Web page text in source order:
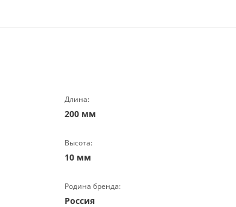
Длина:
200 мм
Высота:
10 мм
Родина бренда:
Россия